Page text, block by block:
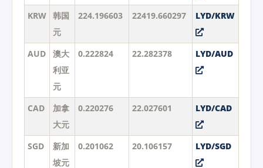
KRW 韩国
元
224.196603 22419.660297 LYD/KRW
AUD
澳大
利亚
元
0.222824 22.282378 LYD/AUD
CAD
加拿
大元
0.220276 22.027601 LYD/CAD
SGD
新加
坡元
0.201062 20.106157 LYD/SGD